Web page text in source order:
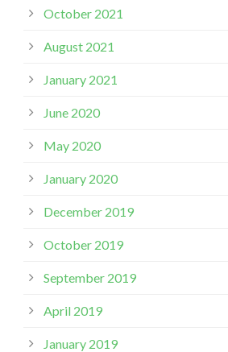
October 2021
August 2021
January 2021
June 2020
May 2020
January 2020
December 2019
October 2019
September 2019
April 2019
January 2019